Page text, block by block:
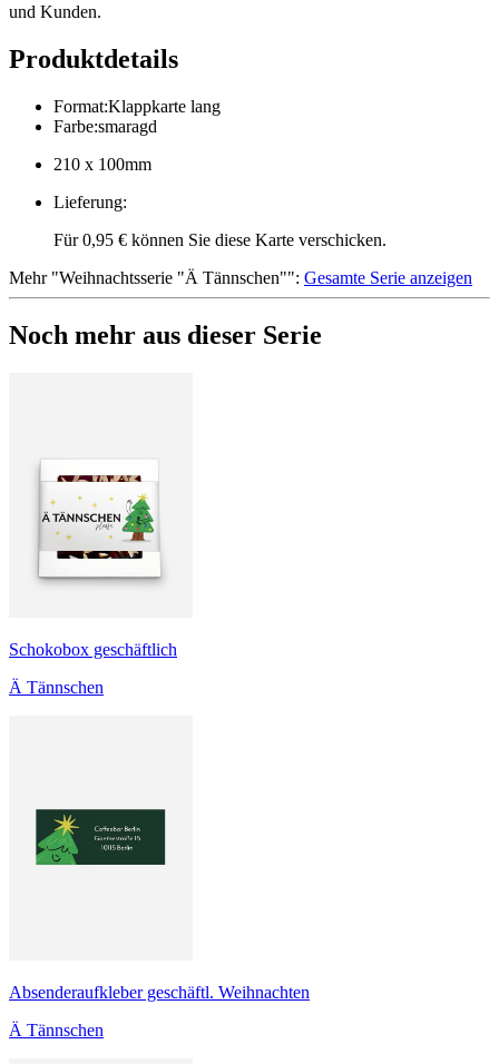
und Kunden.
Produktdetails
Format:Klappkarte lang
Farbe:smaragd
210 x 100mm
Lieferung:
Für 0,95 € können Sie diese Karte verschicken.
Mehr"Weihnachtsserie "Ä Tännschen"": Gesamte Serie anzeigen
Noch mehr aus dieser Serie
Schokobox geschäftlich
Ä Tännschen
Absenderaufkleber geschäftl. Weihnachten
Ä Tännschen